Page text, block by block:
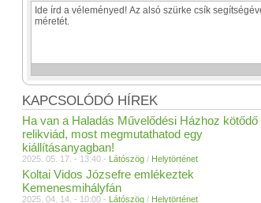
KAPCSOLÓDÓ HÍREK
Ha van a Haladás Művelődési Házhoz kötődő
relikviád, most megmutathatod egy
kiállításanyagban!
2025. 05. 17. - 13:40 - Látószög / Helytörténet
Koltai Vidos Józsefre emlékeztek
Kemenesmihályfán
2025. 04. 14. - 10:00 - Látószög / Helytörténet